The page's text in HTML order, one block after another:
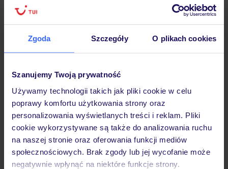
Zgoda Szczegóły O plikach cookies
Szanujemy Twoją prywatność
Używamy technologii takich jak pliki cookie w celu
poprawy komfortu użytkowania strony oraz
personalizowania wyświetlanych treści i reklam. Pliki
cookie wykorzystywane są także do analizowania ruchu
na naszej stronie oraz oferowania funkcji mediów
społecznościowych. Brak zgody lub jej wycofanie może
negatywnie wpłynąć na niektóre funkcje strony.
Hotel
Opinie
Pokoje
Wyżywienie